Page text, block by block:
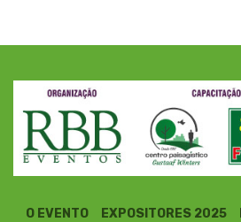
O EVENTO EXPOSITORES 2025